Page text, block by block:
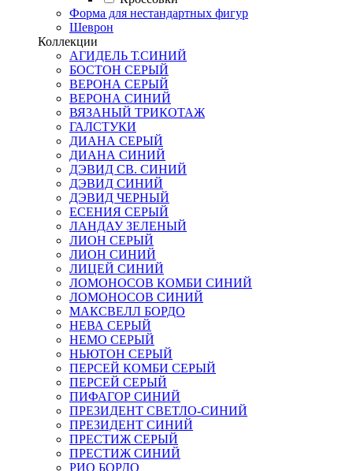
Форма для нестандартных фигур
Шеврон
Коллекции
АГИДЕЛЬ Т.СИНИЙ
БОСТОН СЕРЫЙ
ВЕРОНА СЕРЫЙ
ВЕРОНА СИНИЙ
ВЯЗАНЫЙ ТРИКОТАЖ
ГАЛСТУКИ
ДИАНА СЕРЫЙ
ДИАНА СИНИЙ
ДЭВИД СВ. СИНИЙ
ДЭВИД СИНИЙ
ДЭВИД ЧЕРНЫЙ
ЕСЕНИЯ СЕРЫЙ
ЛАНДАУ ЗЕЛЕНЫЙ
ЛИОН СЕРЫЙ
ЛИОН СИНИЙ
ЛИЦЕЙ СИНИЙ
ЛОМОНОСОВ КОМБИ СИНИЙ
ЛОМОНОСОВ СИНИЙ
МАКСВЕЛЛ БОРДО
НЕВА СЕРЫЙ
НЕМО СЕРЫЙ
НЬЮТОН СЕРЫЙ
ПЕРСЕЙ КОМБИ СЕРЫЙ
ПЕРСЕЙ СЕРЫЙ
ПИФАГОР СИНИЙ
ПРЕЗИДЕНТ СВЕТЛО-СИНИЙ
ПРЕЗИДЕНТ СИНИЙ
ПРЕСТИЖ СЕРЫЙ
ПРЕСТИЖ СИНИЙ
РИО БОРДО